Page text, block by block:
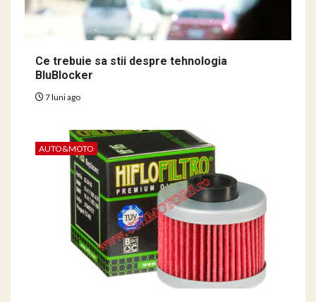
Ce trebuie sa stii despre tehnologia
BluBlocker
7 luni ago
AUTO&MOTO